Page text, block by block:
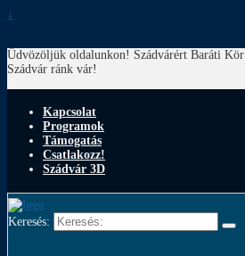
↓
Üdvözöljük oldalunkon! Szádvárért Baráti Kör
Szádvár ránk vár!
Kapcsolat
Programok
Támogatás
Csatlakozz!
Szádvár 3D
Keresés: